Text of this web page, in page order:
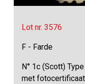
Lot nr. 3576
F - Farde
N° 1c (Scott)
met